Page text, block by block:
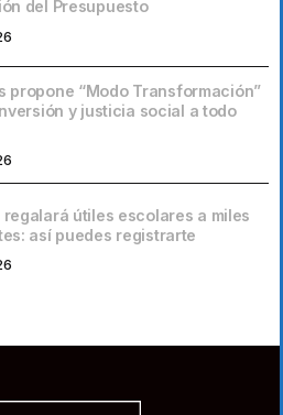
del Presupuesto
propone “Modo Transformación”
y justicia social a todo
útiles escolares a miles
así puedes registrarte